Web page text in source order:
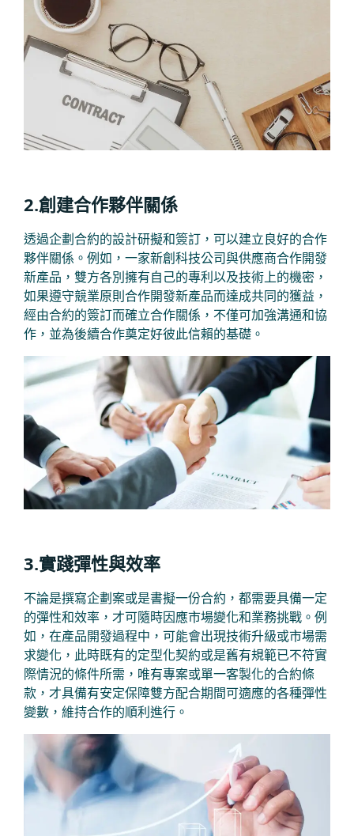
2.創建合作夥伴關係
透過企劃合約的設計研擬和簽訂，可以建立良好的合作
夥伴關係。例如，一家新創科技公司與供應商合作開發
新產品，雙方各別擁有自己的專利以及技術上的機密，
如果遵守競業原則合作開發新產品而達成共同的獲益，
經由合約的簽訂而確立合作關係，不僅可加強溝通和協
作，並為後續合作奠定好彼此信賴的基礎。
3.實踐彈性與效率
不論是撰寫企劃案或是書擬一份合約，都需要具備一定
的彈性和效率，才可隨時因應市場變化和業務挑戰。例
如，在產品開發過程中，可能會出現技術升級或市場需
求變化，此時既有的定型化契約或是舊有規範已不符實
際情況的條件所需，唯有專案或單一客製化的合約條
款，才具備有安定保障雙方配合期間可適應的各種彈性
變數，維持合作的順利進行。